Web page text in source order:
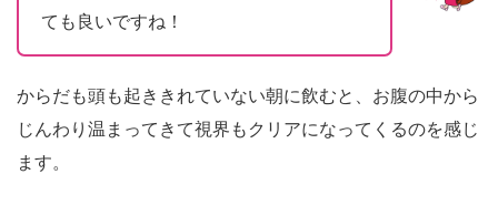
ても良いですね！
からだも頭も起ききれていない朝に飲むと、お腹の中から
じんわり温まってきて視界もクリアになってくるのを感じ
ます。